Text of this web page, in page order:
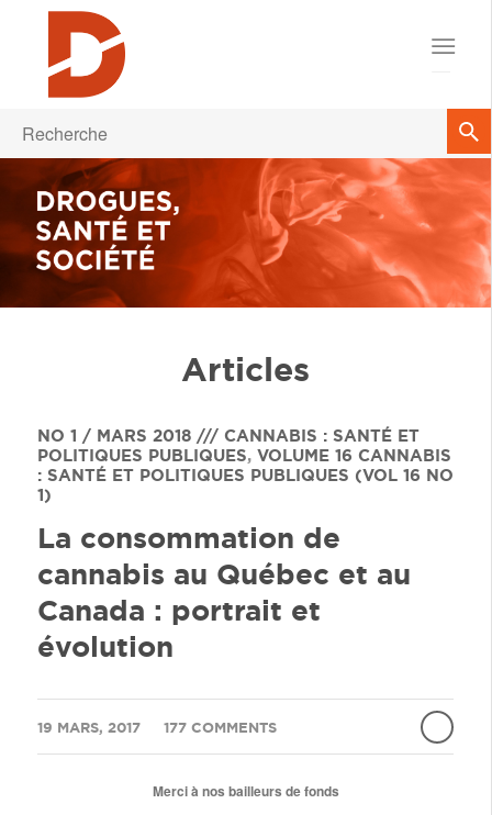
Articles
NO 1 / MARS 2018 /// CANNABIS : SANTÉ ET
POLITIQUES PUBLIQUES, VOLUME 16 CANNABIS
: SANTÉ ET POLITIQUES PUBLIQUES (VOL 16 NO
1)
La consommation de
cannabis au Québec et au
Canada : portrait et
évolution
19 MARS, 2017 177 COMMENTS
Merci à nos bailleurs de fonds